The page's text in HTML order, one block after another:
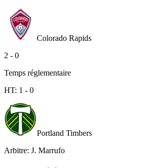
Colorado Rapids
2 - 0
Temps réglementaire
HT: 1 - 0
Portland Timbers
Arbitre: J. Marrufo